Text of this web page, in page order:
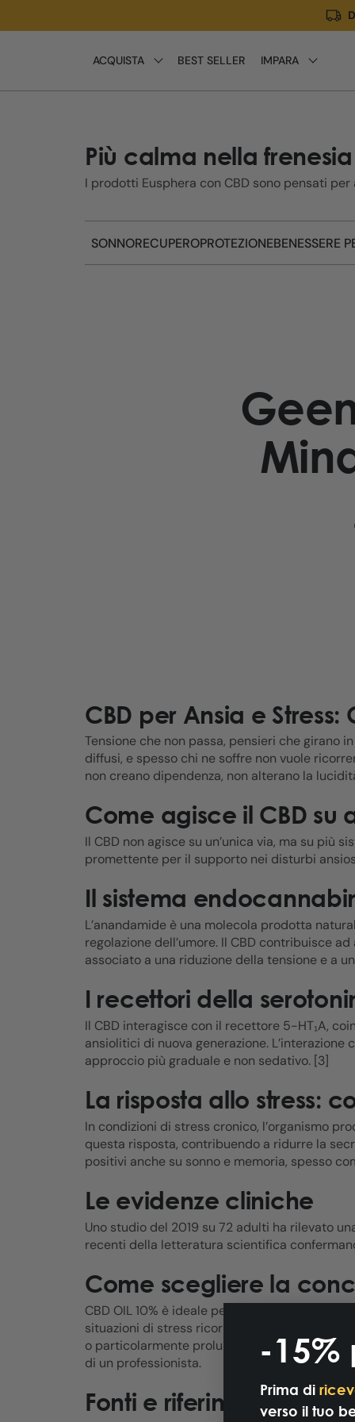
naar de
ACQUISTA BEST SELLER IMPARA
Più calma nella
I prodotti Eusphera con CBD sono pensati
SONNORECUPEROPROTEZIONEBENESSERE
CBD per Ansia e
Tensione che non passa, pensieri che girano
diffusi, e spesso chi ne soffre non vuole
non creano dipendenza, non alterano la
Come agisce il CBD su
Il CBD non agisce su un’unica via, ma su più
promettente per il supporto nei disturbi
Il sistema
L’anandamide è una molecola prodotta
regolazione dell’umore. Il CBD contribuisce
associato a una riduzione della tensione e a
I recettori della
Il CBD interagisce con il recettore 5-HT₁A,
ansiolitici di nuova generazione.
approccio più graduale e non sedativo. [3]
La risposta allo stress:
In condizioni di stress cronico, l’organismo
questa risposta, contribuendo a ridurre la
positivi anche su sonno e memoria, spesso
Le evidenze cliniche
Uno studio del 2019 su 72 adulti ha rilevato
recenti della letteratura scientifica
Come scegliere la
CBD OIL 10% è ideale per iniziare o per
situazioni di stress ricorrente o
o particolarmente prolungato. Il CBD è
di un professionista.
Fonti e riferimenti
-15%
Prima di
verso il tuo